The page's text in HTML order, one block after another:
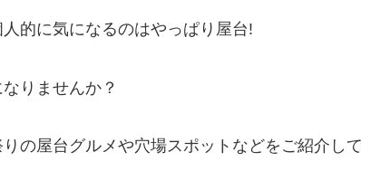
的に気になるのはやっぱり屋台!
りませんか？
の屋台グルメや穴場スポットなどをご紹介して